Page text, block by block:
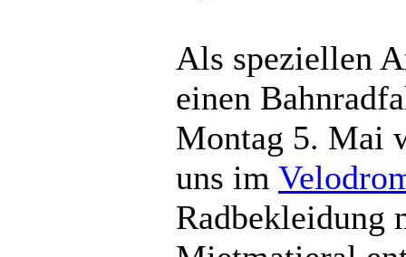
Als speziellen
einen
Montag 5. Mai
uns im
Radbekleidung